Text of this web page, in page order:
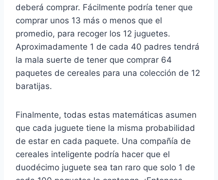
deberá comprar. Fácilmente podría tener que
comprar unos 13 más o menos que el
promedio, para recoger los 12 juguetes.
Aproximadamente 1 de cada 40 padres tendrá
la mala suerte de tener que comprar 64
paquetes de cereales para una colección de 12
baratijas.
Finalmente, todas estas matemáticas asumen
que cada juguete tiene la misma probabilidad
de estar en cada paquete. Una compañía de
cereales inteligente podría hacer que el
duodécimo juguete sea tan raro que solo 1 de